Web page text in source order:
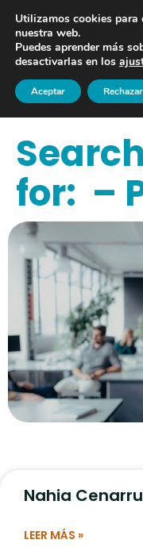
for: –
Nahia
LEER MÁS »
Utilizamos cookies para
nuestra web.
Puedes aprender más
desactivarlas en los
Aceptar Rechazar